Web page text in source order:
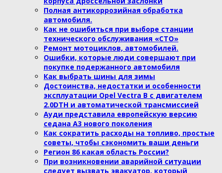
Полная антикоррозийная обработка
автомобиля.
Как не ошибиться при выборе станции
технического обслуживания «СТО»
Ремонт мотоциклов, автомобилей.
Ошибки, которые люди совершают при
покупке подержанного автомобиля
Как выбрать шины для зимы
Достоинства, недостатки и особенности
эксплуатации Opel Vectra B с двигателем
2.0DTH и автоматической трансмиссией
Ауди представила европейскую версию
седана А3 нового поколения
Как сократить расходы на топливо, простые
советы, чтобы сэкономить ваши деньги
Регион 86 какая область России?
При возникновении аварийной ситуации
следует вызвать эвакуатор, который